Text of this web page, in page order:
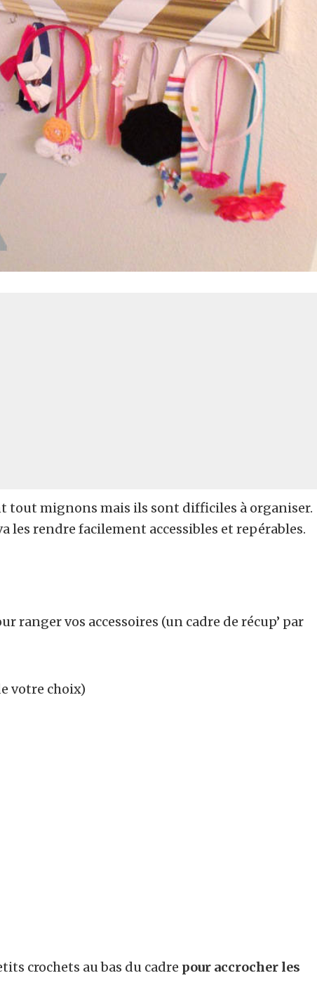
tout mignons mais ils sont difficiles à organiser.
les rendre facilement accessibles et repérables.
ranger vos accessoires (un cadre de récup’ par
votre choix)
crochets au bas du cadre pour accrocher les